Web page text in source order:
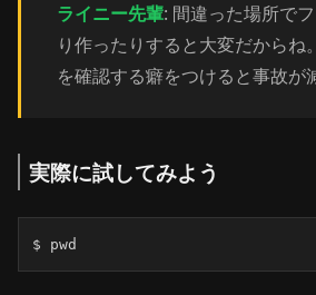
ライニー先輩: 間違った場所で
り作ったりすると大変だからね。
を確認する癖をつけると事故が
実際に試してみよう
$ pwd